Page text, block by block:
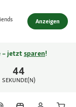
Anzeigen
44
SEKUNDE(N)
– jetztsparen!